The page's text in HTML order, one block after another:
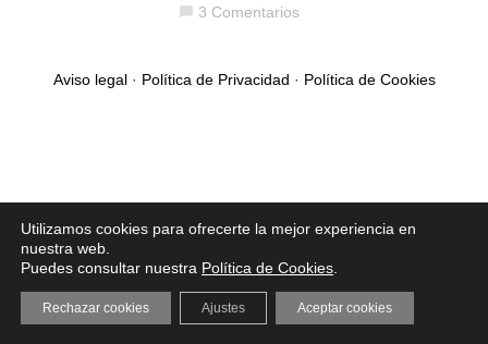
chat_bubble 3 Comentarios
Aviso legal· Política de Privacidad · Política de Cookies
Utilizamos cookies para ofrecerte la mejor experiencia en
nuestra web.
Puedes consultar nuestra Política de Cookies
Aceptar cookies
Rechazar cookies Ajustes